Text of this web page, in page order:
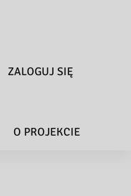
ZALOGUJ SIĘ
O PROJEKCIE